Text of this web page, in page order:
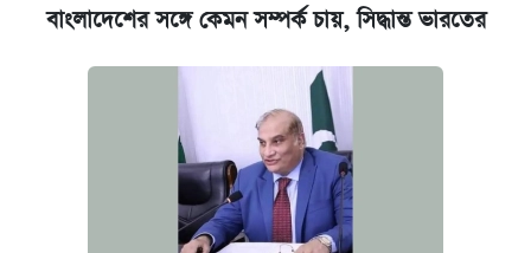
নবম জাতীয় পে-স্কেল নিয়ে সর্বশেষ যা জানা গেল
এক ক্লিকে জেনে নিন আইফোন ১৮ প্রো ম্যাক্সের
বাংলাদেশের সঙ্গে কেমন সম্পর্ক চায়, সিদ্ধান্ত ভারতের